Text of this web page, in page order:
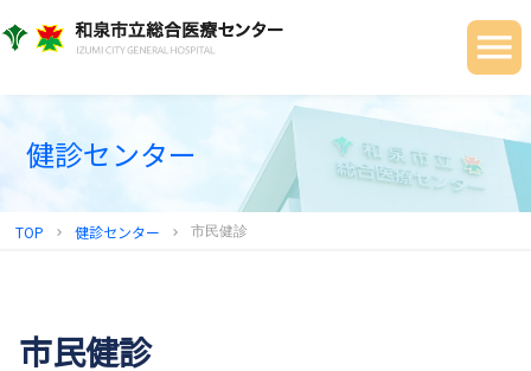
地域連携センター
健診センター
TOP chevron_right 健診センター chevron_right 市民健診
市民健診